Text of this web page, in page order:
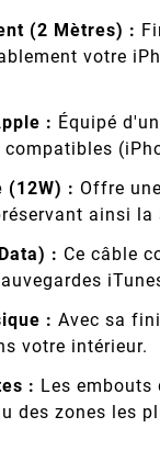
(2 Mètres) :
votre
: Équipé
(12W) : Offre
ainsi
: Ce câble
: Avec sa
votre intérieur.
: Les
des zones les